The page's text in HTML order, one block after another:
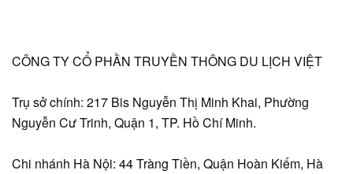
CÔNG TY CỔ PHẦN TRUYỀN THÔNG DU LỊCH VIỆT
Trụ sở chính: 217 Bis Nguyễn Thị Minh Khai, Phường
Nguyễn Cư Trinh, Quận 1, TP. Hồ Chí Minh.
Chi nhánh Hà Nội: 44 Tràng Tiền, Quận Hoàn Kiếm, Hà